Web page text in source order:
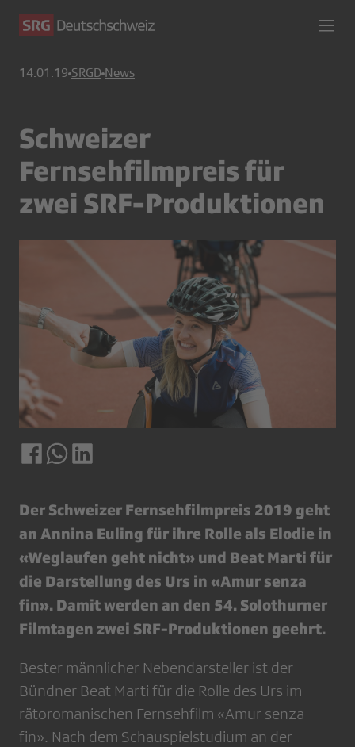
14.01.19 SRGD News
Schweizer
Fernsehfilmpreis für
zwei SRF-Produktionen
Der Schweizer Fernsehfilmpreis 2019 geht
an Annina Euling für ihre Rolle als Elodie in
«Weglaufen geht nicht» und Beat Marti für
die Darstellung des Urs in «Amur senza
fin». Damit werden an den 54. Solothurner
Filmtagen zwei SRF-Produktionen geehrt.
Bester männlicher Nebendarsteller ist der
Bündner Beat Marti für die Rolle des Urs im
rätoromanischen Fernsehfilm «Amur senza
fin». Nach dem Schauspielstudium an der